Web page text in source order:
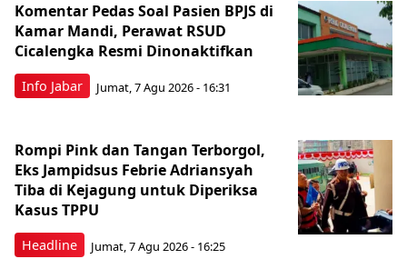
Info Jabar
Komentar Pedas Soal Pasien BPJS di
Kamar Mandi, Perawat RSUD
Cicalengka Resmi Dinonaktifkan
Jumat, 7 Agu 2026 - 16:31
Headline
Rompi Pink dan Tangan Terborgol,
Eks Jampidsus Febrie Adriansyah
Tiba di Kejagung untuk Diperiksa
Kasus TPPU
Jumat, 7 Agu 2026 - 16:25